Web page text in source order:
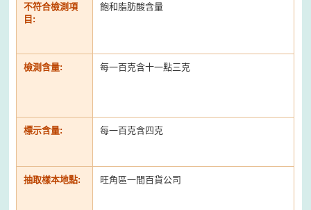
不符合檢測項
目:
飽和脂肪酸含量
檢測含量: 每一百克含十一點三克
標示含量: 每一百克含四克
抽取樣本地點: 旺角區一間百貨公司